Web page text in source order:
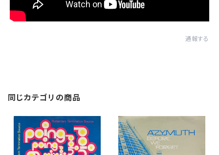
通報する
同じカテゴリの商品